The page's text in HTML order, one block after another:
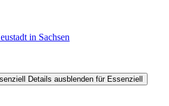
Details ausblenden für Essenziell